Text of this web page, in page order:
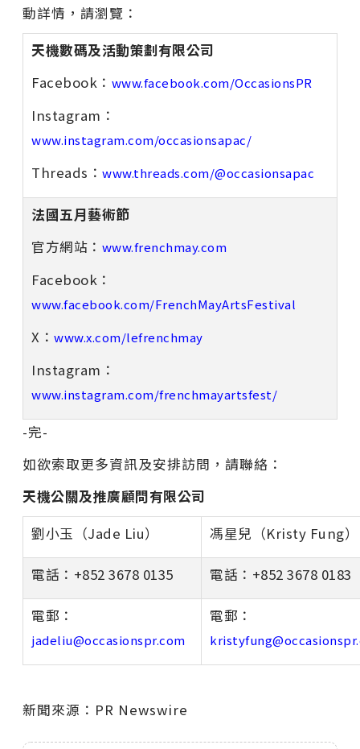
動詳情，請瀏覽：
天機數碼及活動策劃有限公司
Facebook： www.facebook.com/OccasionsPR
Instagram：
www.instagram.com/occasionsapac/
Threads： www.threads.com/@occasionsapac
法國五月藝術節
官方網站： www.frenchmay.com
Facebook：
www.facebook.com/FrenchMayArtsFestival
X： www.x.com/lefrenchmay
Instagram：
www.instagram.com/frenchmayartsfest/
-完-
如欲索取更多資訊及安排訪問，請聯絡：
天機公關及推廣顧問有限公司
劉小玉（Jade Liu）
馮星兒（Kristy Fung
電話：+852 3678 0135 電話：+852 3678 0183
電郵：
jadeliu@occasionspr.com
電郵：
新聞來源：PR Newswire